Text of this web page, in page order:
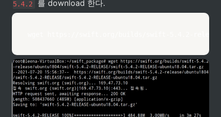
5.4.2
를 download 한다.